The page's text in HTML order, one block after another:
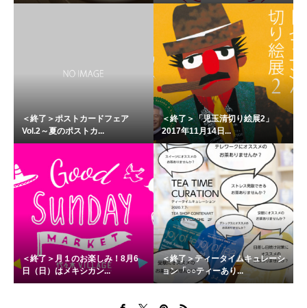
＜終了＞ポストカードフェア
Vol.2～夏のポストカ...
＜終了＞「児玉清切り絵展2」
2017年11月14日...
＜終了＞月１のお楽しみ！8月6
日（日）はメキシカン...
＜終了＞ティータイムキュレーシ
ョン「○○ティーあり...